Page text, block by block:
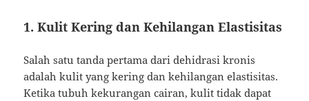
1. Kulit Kering dan Kehilangan Elastisitas
Salah satu tanda pertama dari dehidrasi kronis
adalah kulit yang kering dan kehilangan elastisitas.
Ketika tubuh kekurangan cairan, kulit tidak dapat